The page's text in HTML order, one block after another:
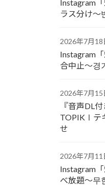
Instagram
ラス分け～
2026年7月18
Instagram
合中止～경
2026年7月15
『音声DL
TOPIKⅠテ
せ
2026年7月11
Instagram
べ放題～무